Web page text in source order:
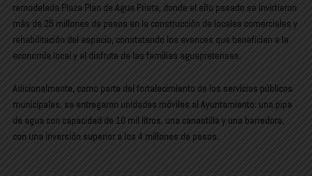
remodelada Plaza Plan de Agua Prieta, donde el año pasado se invirtieron
más de 25 millones de pesos en la construcción de locales comerciales y
rehabilitación del espacio, constatando los avances que benefician a la
economía local y al disfrute de las familias aguapretenses.
Adicionalmente, como parte del fortalecimiento de los servicios públicos
municipales, se entregaron unidades móviles al Ayuntamiento: una pipa
de agua con capacidad de 10 mil litros, una canastilla y una barredora,
con una inversión superior a los 4 millones de pesos.